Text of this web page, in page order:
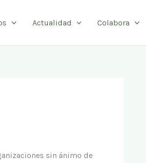
Actualidad Colabora
sin ánimo de